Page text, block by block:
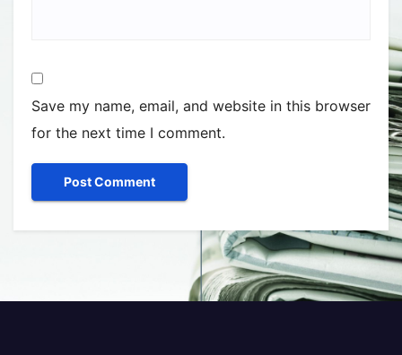
Save my name, email, and website in this browser
for the next time I comment.